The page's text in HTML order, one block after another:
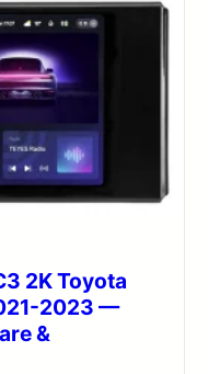
2K Toyota
2023 —
&